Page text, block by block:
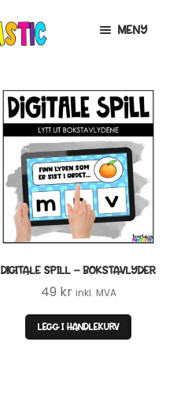
MENY
UNDERMENY
UTVID
UNDERMENY
UTVID
UNDERMENY
UTVID
DIGITALE SPILL – BOKSTAVLYDER
49 kr inkl. MVA
LEGG I HANDLEKURV